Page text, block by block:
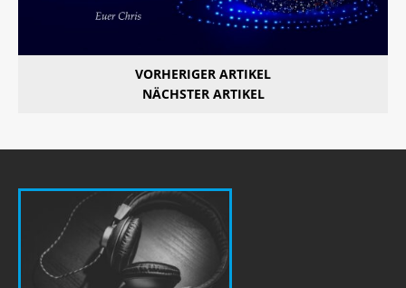
VORHERIGER ARTIKEL
NÄCHSTER ARTIKEL